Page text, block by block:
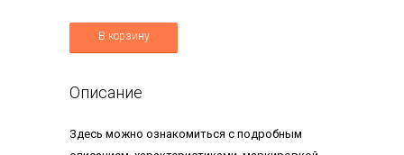
В корзину
Описание
Здесь можно ознакомиться с подробным